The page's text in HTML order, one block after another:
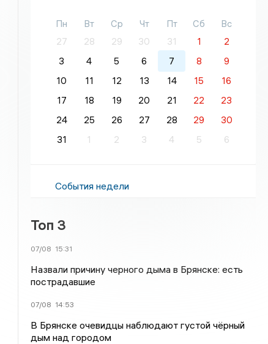
Пн Вт Ср Чт Пт Сб
Вс
27
28 29 30 31 1
2
3
4 5 6 7 8
9
10
11 12 13 14 15
16
17
18 19 20 21 22
23
24
25 26 27 28 29
30
31
1 2 3 4 5 6
События недели
Топ 3
07/08 15:31
Назвали причину черного дыма в Брянске: есть
пострадавшие
07/08 14:53
В Брянске очевидцы наблюдают густой чёрный
дым над городом